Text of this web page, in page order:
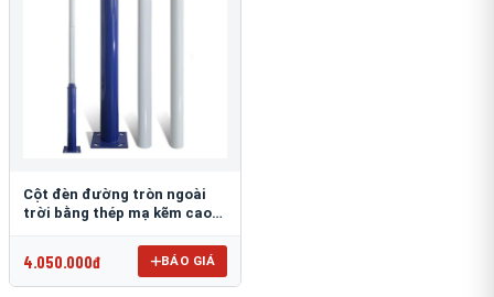
Cột đèn đường tròn ngoài
trời bằng thép mạ kẽm cao
4.050.000đ BÁO GIÁ